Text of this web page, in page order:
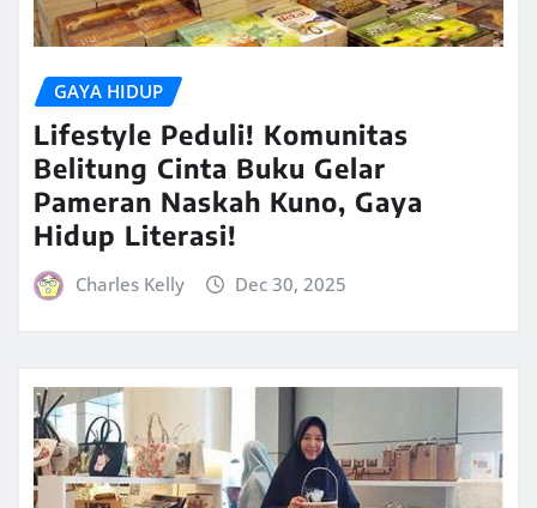
GAYA HIDUP
Lifestyle Peduli! Komunitas
Belitung Cinta Buku Gelar
Pameran Naskah Kuno, Gaya
Hidup Literasi!
Charles Kelly Dec 30, 2025